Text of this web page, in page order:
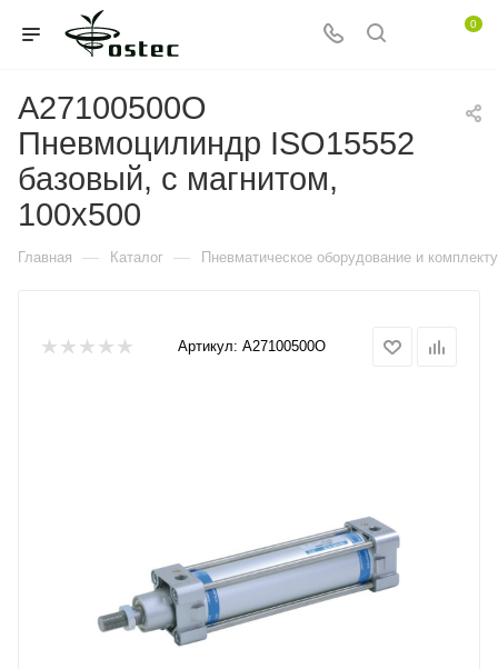
0
A27100500O
Пневмоцилиндр ISO15552
базовый, с магнитом,
100x500
Главная — Каталог — Пневматическое оборудование и
Артикул: A27100500O